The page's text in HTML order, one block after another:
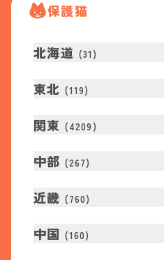
保護猫
北海道 (31 )
東北 (119)
関東 (4209 )
中部 (267)
近畿 (760)
中国 (160)